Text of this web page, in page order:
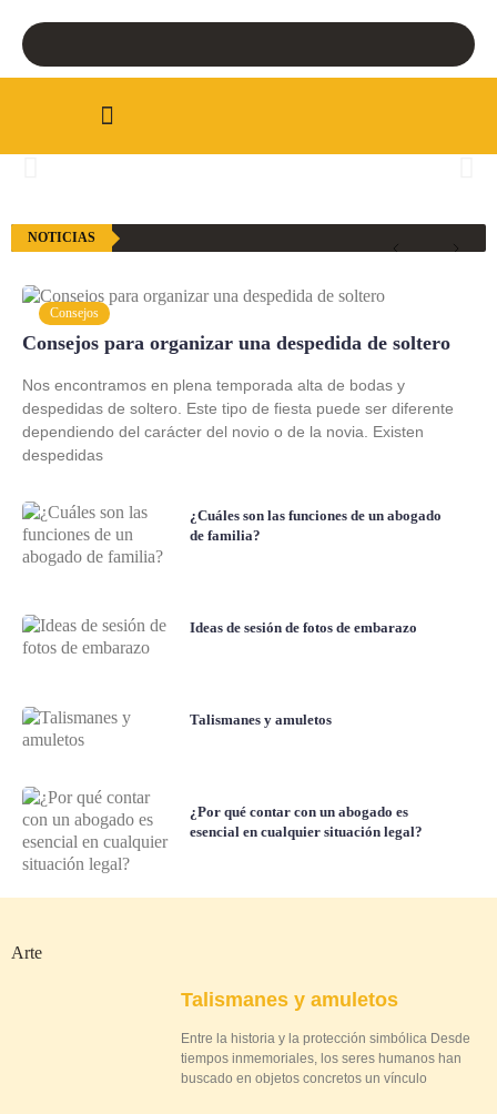
contenido
NOTICIAS
Consejos
Consejos para organizar una despedida de soltero
Nos encontramos en plena temporada alta de bodas y
despedidas de soltero. Este tipo de fiesta puede ser diferente
dependiendo del carácter del novio o de la novia. Existen
despedidas
¿Cuáles son las funciones de un abogado
de familia?
Ideas de sesión de fotos de embarazo
Talismanes y amuletos
¿Por qué contar con un abogado es
esencial en cualquier situación legal?
Arte
Talismanes y amuletos
Entre la historia y la protección simbólica Desde
tiempos inmemoriales, los seres humanos han
buscado en objetos concretos un vínculo